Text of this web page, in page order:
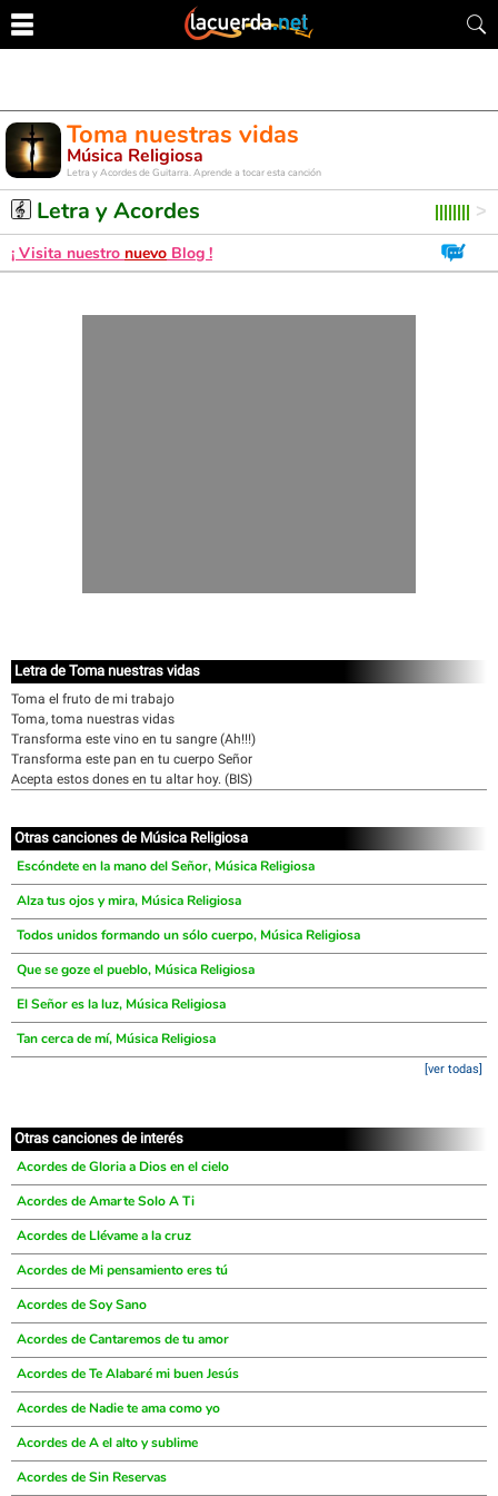
Toma nuestras vidas
Música Religiosa
Letra y Acordes de Guitarra. Aprende a tocar esta canción
Letra y Acordes
¡ Visita nuestro nuevo Blog !
Letra de Toma nuestras vidas
Toma el fruto de mi trabajo
Toma, toma nuestras vidas
Transforma este vino en tu sangre (Ah!!!)
Transforma este pan en tu cuerpo Señor
Acepta estos dones en tu altar hoy. (BIS)
Otras canciones de Música Religiosa
Escóndete en la mano del Señor, Música Religiosa
Alza tus ojos y mira, Música Religiosa
Todos unidos formando un sólo cuerpo, Música Religiosa
Que se goze el pueblo, Música Religiosa
El Señor es la luz, Música Religiosa
Tan cerca de mí, Música Religiosa
[ver todas]
Otras canciones de interés
Acordes de Gloria a Dios en el cielo
Acordes de Amarte Solo A Ti
Acordes de Llévame a la cruz
Acordes de Mi pensamiento eres tú
Acordes de Soy Sano
Acordes de Cantaremos de tu amor
Acordes de Te Alabaré mi buen Jesús
Acordes de Nadie te ama como yo
Acordes de A el alto y sublime
Acordes de Sin Reservas